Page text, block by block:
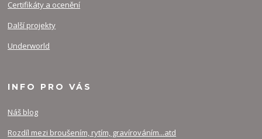
Certifikáty a ocenění
Další projekty
Underworld
INFO PRO VÁS
Náš blog
Rozdíl mezi broušením, rytím, gravírováním...atd